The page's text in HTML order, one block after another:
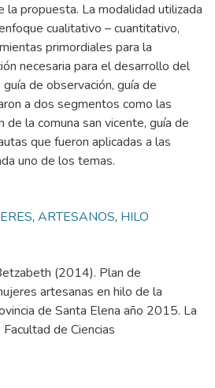
propuesta. La modalidad utilizada
cualitativo – cuantitativo,
primordiales para la
necesaria para el desarrollo del
de observación, guía de
a dos segmentos como las
de la comuna san vicente, guía de
que fueron aplicadas a las
uno de los temas.
, ARTESANOS, HILO
(2014). Plan de
artesanas en hilo de la
de Santa Elena año 2015. La
de Ciencias